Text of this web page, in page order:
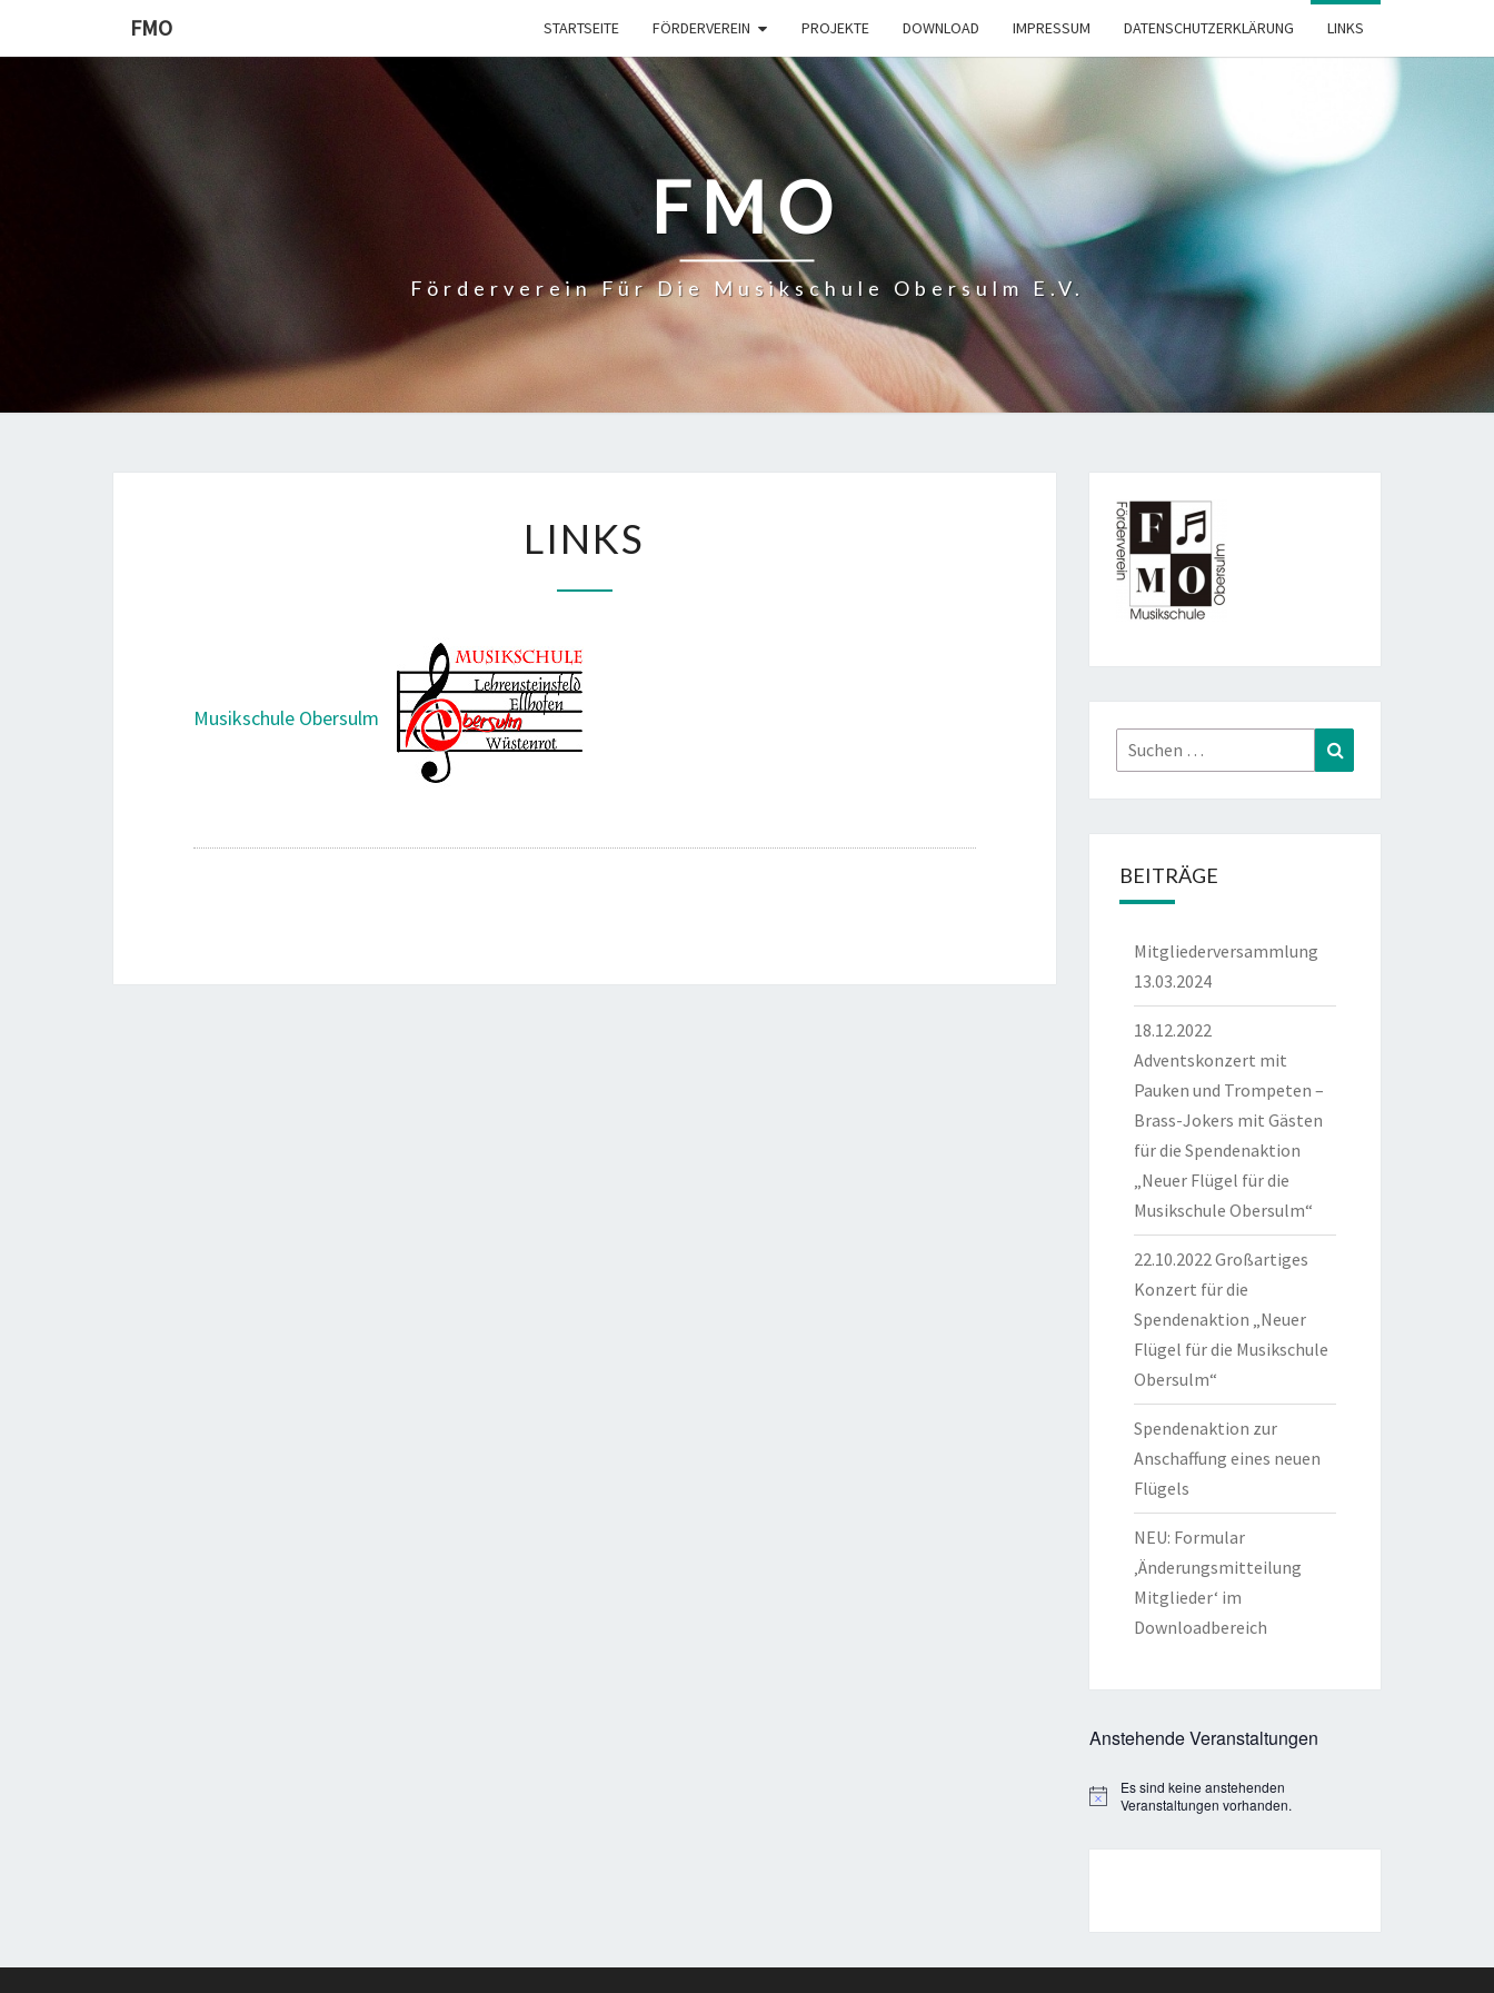
FMO STARTSEITE FÖRDERVEREIN PROJEKTE DOWNLOAD IMPRESSUM DATENSCHUTZERKLÄRUNG LINKS
FMO
Förderverein Für Die Musikschule Obersulm E.V.
LINKS
Musikschule Obersulm
Suchen
nach:
BEITRÄGE
Mitgliederversammlung
13.03.2024
18.12.2022
Adventskonzert mit
Pauken und Trompeten –
Brass-Jokers mit Gästen
für die Spendenaktion
„Neuer Flügel für die
Musikschule Obersulm“
22.10.2022 Großartiges
Konzert für die
Spendenaktion „Neuer
Flügel für die Musikschule
Obersulm“
Spendenaktion zur
Anschaffung eines neuen
Flügels
NEU: Formular
‚Änderungsmitteilung
Mitglieder‘ im
Downloadbereich
Anstehende Veranstaltungen
Hinweis
Es sind keine anstehenden
Veranstaltungen vorhanden.